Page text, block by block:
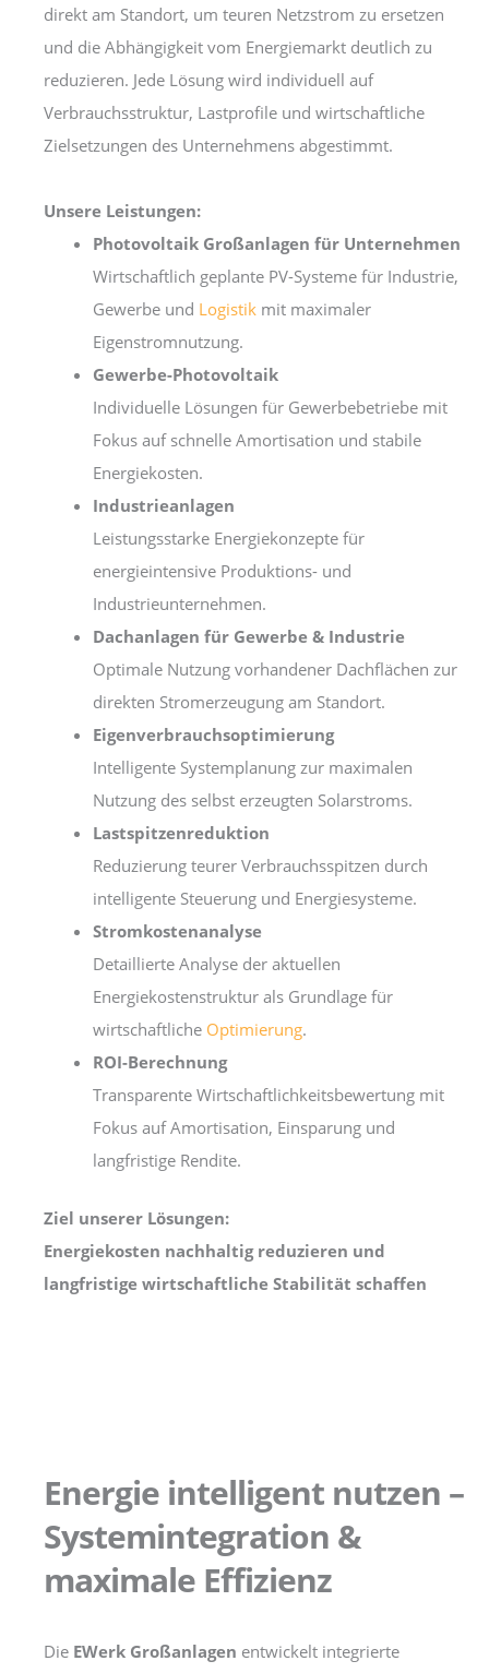
direkt am Standort, um teuren Netzstrom zu ersetzen
und die Abhängigkeit vom Energiemarkt deutlich zu
reduzieren. Jede Lösung wird individuell auf
Verbrauchsstruktur, Lastprofile und wirtschaftliche
Zielsetzungen des Unternehmens abgestimmt.
Unsere Leistungen:
Photovoltaik Großanlagen für Unternehmen
Wirtschaftlich geplante PV-Systeme für Industrie,
Gewerbe und Logistik mit maximaler
Eigenstromnutzung.
Gewerbe-Photovoltaik
Individuelle Lösungen für Gewerbebetriebe mit
Fokus auf schnelle Amortisation und stabile
Energiekosten.
Industrieanlagen
Leistungsstarke Energiekonzepte für
energieintensive Produktions- und
Industrieunternehmen.
Dachanlagen für Gewerbe & Industrie
Optimale Nutzung vorhandener Dachflächen zur
direkten Stromerzeugung am Standort.
Eigenverbrauchsoptimierung
Intelligente Systemplanung zur maximalen
Nutzung des selbst erzeugten Solarstroms.
Lastspitzenreduktion
Reduzierung teurer Verbrauchsspitzen durch
intelligente Steuerung und Energiesysteme.
Stromkostenanalyse
Detaillierte Analyse der aktuellen
Energiekostenstruktur als Grundlage für
wirtschaftliche Optimierung.
ROI-Berechnung
Transparente Wirtschaftlichkeitsbewertung mit
Fokus auf Amortisation, Einsparung und
langfristige Rendite.
Ziel unserer Lösungen:
Energiekosten nachhaltig reduzieren und
langfristige wirtschaftliche Stabilität schaffen
Energie intelligent nutzen –
Systemintegration &
maximale Effizienz
Die EWerk Großanlagen entwickelt integrierte